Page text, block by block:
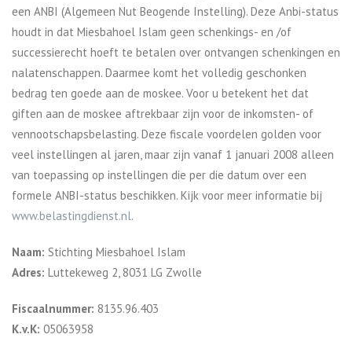
een ANBI (Algemeen Nut Beogende Instelling). Deze Anbi-status
houdt in dat Miesbahoel Islam geen schenkings- en /of
successierecht hoeft te betalen over ontvangen schenkingen en
nalatenschappen. Daarmee komt het volledig geschonken
bedrag ten goede aan de moskee. Voor u betekent het dat
giften aan de moskee aftrekbaar zijn voor de inkomsten- of
vennootschapsbelasting. Deze fiscale voordelen golden voor
veel instellingen al jaren, maar zijn vanaf 1 januari 2008 alleen
van toepassing op instellingen die per die datum over een
formele ANBI-status beschikken. Kijk voor meer informatie bij
www.belastingdienst.nl.
Naam: Stichting Miesbahoel Islam
Adres: Luttekeweg 2, 8031 LG Zwolle
Fiscaalnummer: 8135.96.403
K.v.K: 05063958